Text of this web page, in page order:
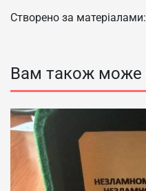
Створено за
Вам також може